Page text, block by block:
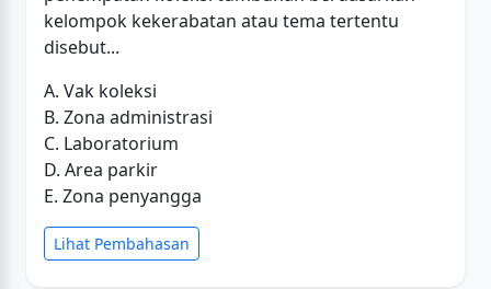
kelompok kekerabatan atau tema tertentu
disebut...
A. Vak koleksi
B. Zona administrasi
C. Laboratorium
D. Area parkir
E. Zona penyangga
Lihat Pembahasan